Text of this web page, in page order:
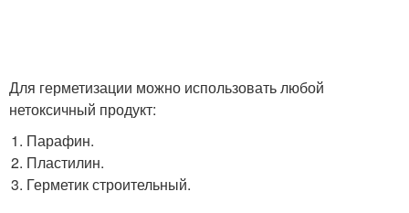
Для герметизации можно использовать любой
нетоксичный продукт:
Парафин.
Пластилин.
Герметик строительный.